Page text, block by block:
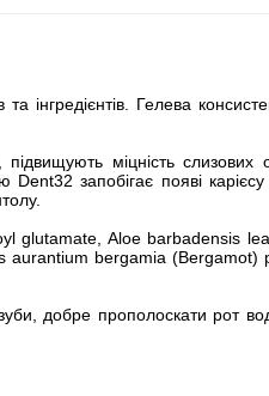
Гелева
міцність слизових
запобігає появі
glutamate, Aloe barbadensis
bergamia (Bergamot)
добре прополоскати рот